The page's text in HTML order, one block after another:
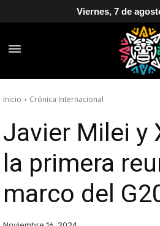
Viernes, 7 de
Inicio Crónica Internacional
Javier Milei y
la primera
marco del